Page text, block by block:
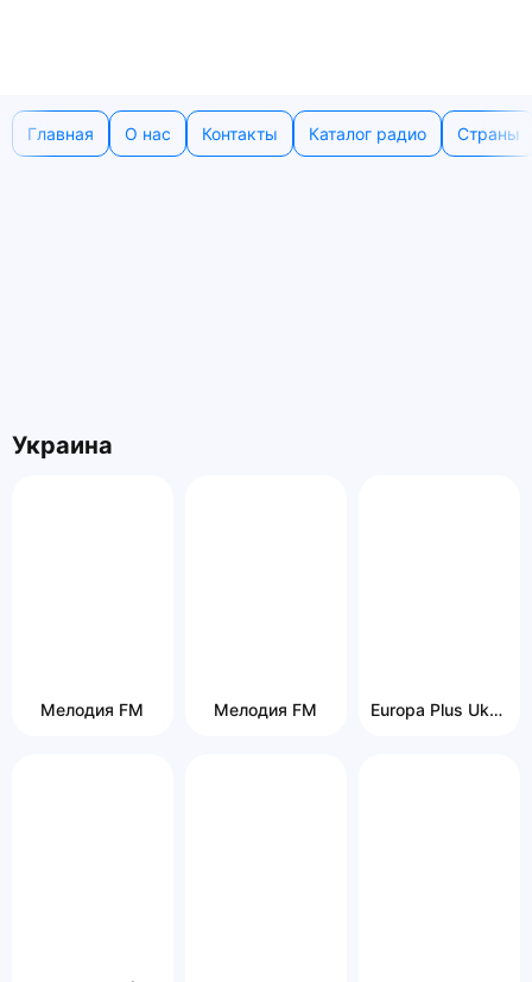
Главная О нас Контакты Каталог радио Страны
Украина
Мелодия FM Мелодия FM Europa Plus Ukraina